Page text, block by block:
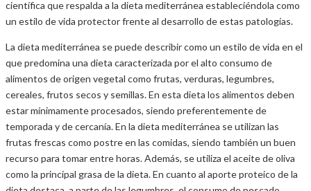
científica que respalda a la dieta mediterránea estableciéndola como
un estilo de vida protector frente al desarrollo de estas patologías.
La dieta mediterránea se puede describir como un estilo de vida en el
que predomina una dieta caracterizada por el alto consumo de
alimentos de origen vegetal como frutas, verduras, legumbres,
cereales, frutos secos y semillas. En esta dieta los alimentos deben
estar mínimamente procesados, siendo preferentemente de
temporada y de cercanía. En la dieta mediterránea se utilizan las
frutas frescas como postre en las comidas, siendo también un buen
recurso para tomar entre horas. Además, se utiliza el aceite de oliva
como la principal grasa de la dieta. En cuanto al aporte proteico de la